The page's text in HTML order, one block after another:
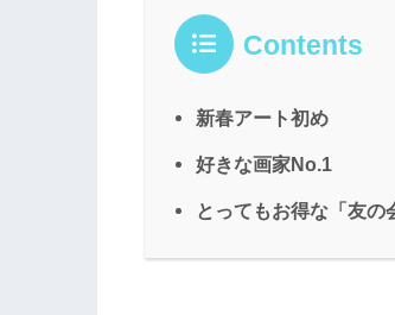
Contents
新春アート初め
好きな画家No.1
とってもお得な「友の